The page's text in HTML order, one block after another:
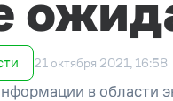
21 октября 2021, 16:58
в области